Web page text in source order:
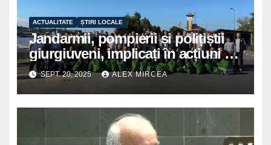
ACTUALITATE ȘTIRI LOCALE
Jandarmii, pompierii și polițiștii
giurgiuveni, implicați în acțiuni de
voluntariat pentru un oraș mai
curat
SEPT. 20, 2025 ALEX MIRCEA